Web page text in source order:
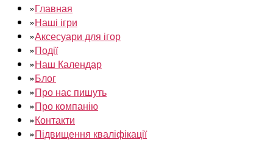
»Главная
»Наші ігри
»Аксесуари для ігор
»Події
»Наш Календар
»Блог
»Про нас пишуть
»Про компанію
»Контакти
»Підвищення кваліфікації